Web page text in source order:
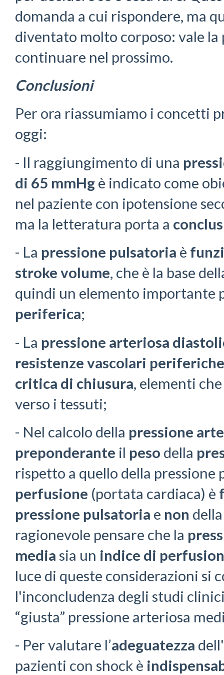
domanda a cui rispondere, ma
diventato molto corposo: vale la
continuare nel prossimo.
Conclusioni
Per ora riassumiamo i concetti
oggi:
- Il raggiungimento di una
di 65 mmHg è indicato come
nel paziente con ipotensione
ma la letteratura porta a
- La pressione pulsatoria è
stroke volume, che è la base
quindi un elemento importante
periferica;
- La pressione arteriosa
resistenze vascolari periferiche
critica di chiusura, elementi
verso i tessuti;
- Nel calcolo della pressione
preponderante il peso della
rispetto a quello della pressione
perfusione (portata cardiaca) è
pressione pulsatoria e non
ragionevole pensare che la
media sia un indice di
luce di queste considerazioni si
l'inconcludenza degli studi
“giusta” pressione arteriosa
- Per valutare l’adeguatezza dell'
pazienti con shock è